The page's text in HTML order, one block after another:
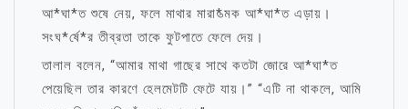
আ*ঘা*ত শুষে নেয়, ফলে মাথার মারা*ত্মক আ*ঘা*ত এড়ায়।
সংঘ*র্ষে*র তীব্রতা তাকে ফুটপাতে ফেলে দেয়।
তালাল বলেন, “আমার মাথা গাছের সাথে কতটা জোরে আ*ঘা*ত
পেয়েছিল তার কারণে হেলমেটটি ফেটে যায়।” “এটি না থাকলে, আমি